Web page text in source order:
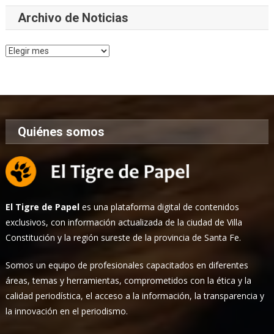
Archivo de Noticias
Archivo
Quiénes somos
El Tigre de Papel es una plataforma digital de contenidos
exclusivos, con información actualizada de la ciudad de Villa
Constitución y la región sureste de la provincia de Santa Fe.
Somos un equipo de profesionales capacitados en diferentes
áreas, temas y herramientas, comprometidos con la ética y la
calidad periodística, el acceso a la información, la transparencia y
la innovación en el periodismo.